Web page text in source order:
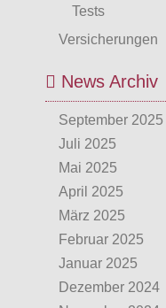
Tests
Versicherungen
News Archiv
September 2025
Juli 2025
Mai 2025
April 2025
März 2025
Februar 2025
Januar 2025
Dezember 2024